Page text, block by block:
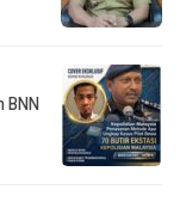
BNN